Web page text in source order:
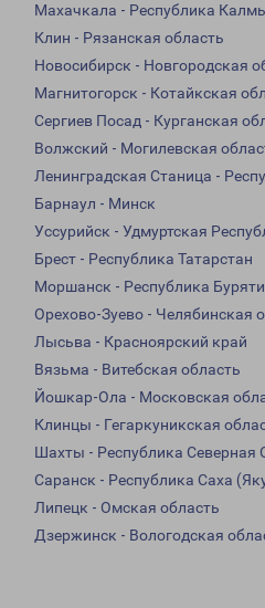
Махачкала - Республика
Клин - Рязанская область
Новосибирск - Новгородская
Магнитогорск - Котайкская
Сергиев Посад - Курганская
Волжский - Могилевская
Ленинградская Станица -
Барнаул - Минск
Уссурийск - Удмуртская
Брест - Республика Татарстан
Моршанск - Республика
Орехово-Зуево - Челябинская
Лысьва - Красноярский край
Вязьма - Витебская область
Йошкар-Ола - Московская
Клинцы - Гегаркуникская
Шахты - Республика Северная
Саранск - Республика Саха
Липецк - Омская область
Дзержинск - Вологодская